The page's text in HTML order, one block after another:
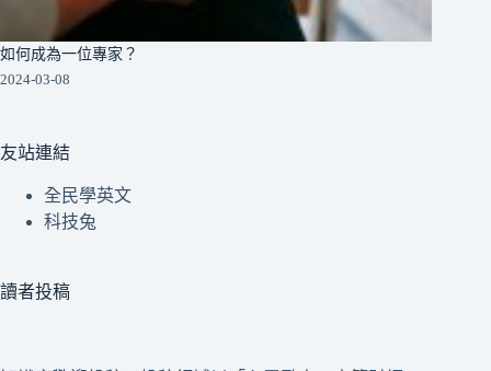
如何成為一位專家？
2024-03-08
友站連結
全民學英文
科技兔
讀者投稿